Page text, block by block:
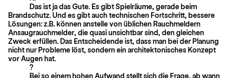
Das ist ja das Gute. Es gibt Spielräume, gerade beim
Brandschutz. Und es gibt auch technischen Fortschritt, bessere
Lösungen: z.B. können anstelle von üblichen Rauchmeldern
Ansaugrauchmelder, die quasi unsichtbar sind, den gleichen
Zweck erfüllen. Das Entscheidende ist, dass man bei der Planung
nicht nur Probleme löst, sondern ein architektonisches Konzept
vor Augen hat.
?
Bei so einem hohen Aufwand stellt sich die Frage, ab wann